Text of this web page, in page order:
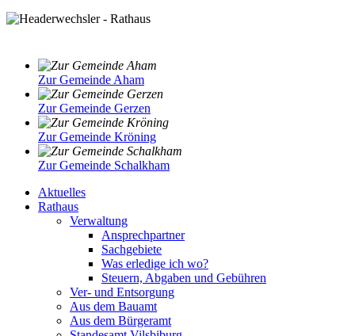
Zur Gemeinde Aham
Zur Gemeinde Gerzen
Zur Gemeinde Kröning
Zur Gemeinde Schalkham
Aktuelles
Rathaus
Verwaltung
Ansprechpartner
Sachgebiete
Was erledige ich wo?
Steuern, Abgaben und Gebühren
Ver- und Entsorgung
Aus dem Bauamt
Aus dem Bürgeramt